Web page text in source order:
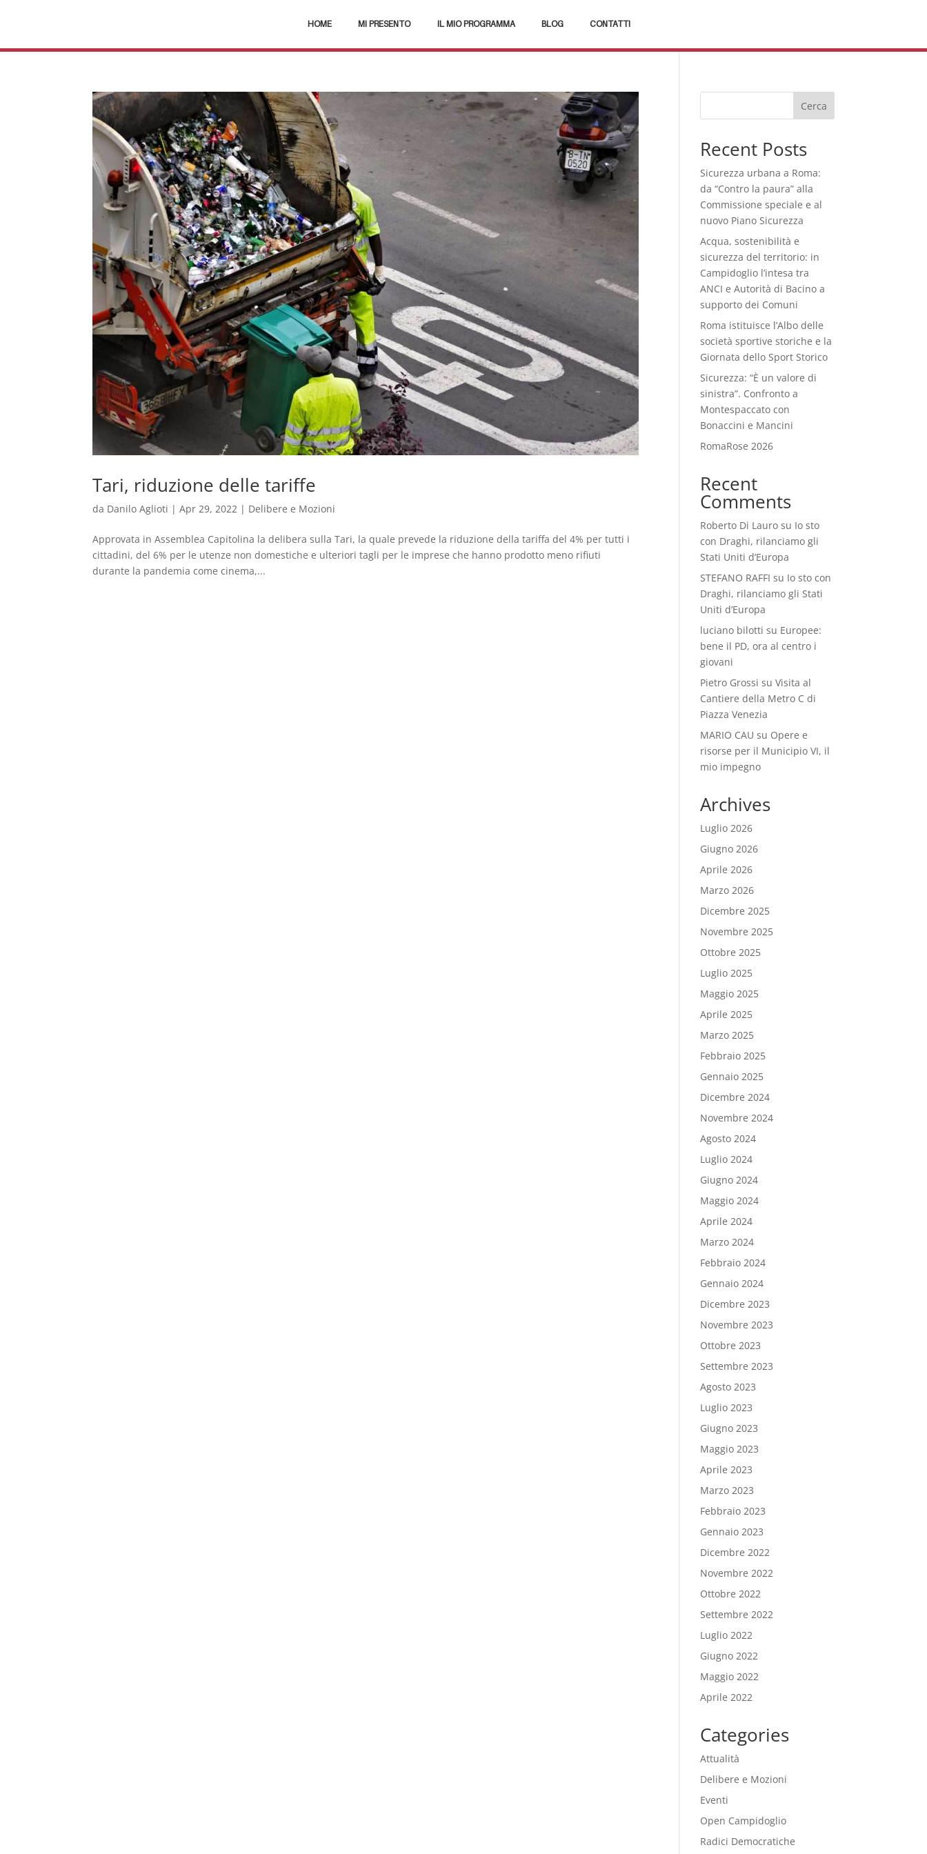
HOME MI PRESENTO IL MIO PROGRAMMA BLOG CONTATTI
Tari, riduzione delle tariffe
da Danilo Aglioti |Apr 29, 2022 | Delibere e Mozioni
Approvata in Assemblea Capitolina la delibera sulla Tari, la quale prevede la riduzione della tariffa del 4% per tutti i
cittadini, del 6% per le utenze non domestiche e ulteriori tagli per le imprese che hanno prodotto meno rifiuti
durante la pandemia come cinema,...
Cerca
Recent Posts
Sicurezza urbana a Roma:
da “Contro la paura” alla
Commissione speciale e al
nuovo Piano Sicurezza
Acqua, sostenibilità e
sicurezza del territorio: in
Campidoglio l’intesa tra
ANCI e Autorità di Bacino a
supporto dei Comuni
Roma istituisce l’Albo delle
società sportive storiche e la
Giornata dello Sport Storico
Sicurezza: “È un valore di
sinistra”. Confronto a
Montespaccato con
Bonaccini e Mancini
RomaRose 2026
Recent
Comments
Roberto Di Lauro su Io sto
con Draghi, rilanciamo gli
Stati Uniti d’Europa
STEFANO RAFFI su Io sto con
Draghi, rilanciamo gli Stati
Uniti d’Europa
luciano bilotti su Europee:
bene il PD, ora al centro i
giovani
Pietro Grossi suVisita al
Cantiere della Metro C di
Piazza Venezia
MARIO CAU su Opere e
risorse per il Municipio VI, il
mio impegno
Archives
Luglio 2026
Giugno 2026
Aprile 2026
Marzo 2026
Dicembre 2025
Novembre 2025
Ottobre 2025
Luglio 2025
Maggio 2025
Aprile 2025
Marzo 2025
Febbraio 2025
Gennaio 2025
Dicembre 2024
Novembre 2024
Agosto 2024
Luglio 2024
Giugno 2024
Maggio 2024
Aprile 2024
Marzo 2024
Febbraio 2024
Gennaio 2024
Dicembre 2023
Novembre 2023
Ottobre 2023
Settembre 2023
Agosto 2023
Luglio 2023
Giugno 2023
Maggio 2023
Aprile 2023
Marzo 2023
Febbraio 2023
Gennaio 2023
Dicembre 2022
Novembre 2022
Ottobre 2022
Settembre 2022
Luglio 2022
Giugno 2022
Maggio 2022
Aprile 2022
Categories
Attualità
Delibere e Mozioni
Eventi
Open Campidoglio
Radici Democratiche